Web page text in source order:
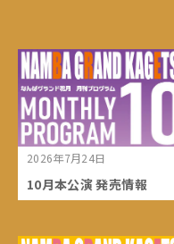
2026年7月24日
10月本公演 発売情報